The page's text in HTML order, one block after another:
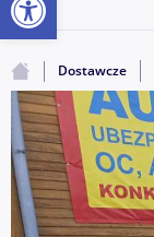
Dostawcze